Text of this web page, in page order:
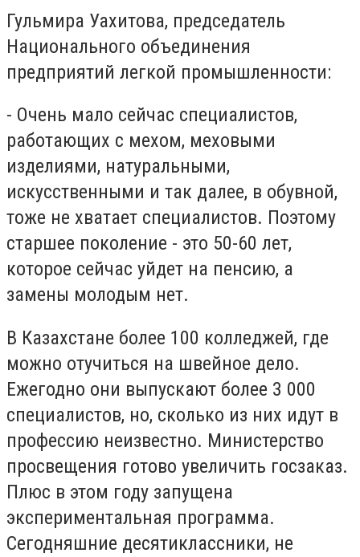
Гульмира Уахитова, председатель
Национального объединения
предприятий легкой промышленности:
- Очень мало сейчас специалистов,
работающих с мехом, меховыми
изделиями, натуральными,
искусственными и так далее, в обувной,
тоже не хватает специалистов. Поэтому
старшее поколение - это 50-60 лет,
которое сейчас уйдет на пенсию, а
замены молодым нет.
В Казахстане более 100 колледжей, где
можно отучиться на швейное дело.
Ежегодно они выпускают более 3 000
специалистов, но, сколько из них идут в
профессию неизвестно. Министерство
просвещения готово увеличить госзаказ.
Плюс в этом году запущена
экспериментальная программа.
Сегодняшние десятиклассники, не